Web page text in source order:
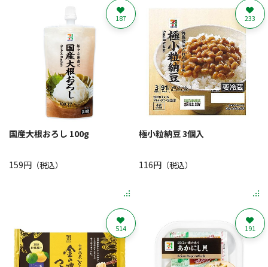
国産大根おろし 100g
159円 （税込）
187
極小粒納豆 3個入
116円（税込）
233
514 191